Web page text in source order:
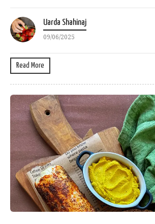
Uarda Shahinaj
09/06/2025
Read More